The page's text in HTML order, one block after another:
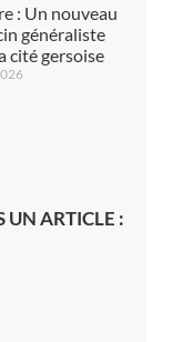
: Un nouveau
généraliste
cité gersoise
UN ARTICLE :